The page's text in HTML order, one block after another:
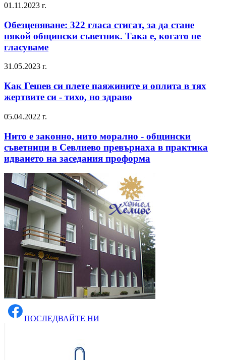
01.11.2023 г.
Обезценяване: 322 гласа стигат, за да стане
някой общински съветник. Така е, когато не
гласуваме
31.05.2023 г.
Как Гешев си плете паяжините и оплита в тях
жертвите си - тихо, но здраво
05.04.2022 г.
Нито е законно, нито морално - общински
съветници в Севлиево превърнаха в практика
идването на заседания проформа
ПОСЛЕДВАЙТЕ НИ